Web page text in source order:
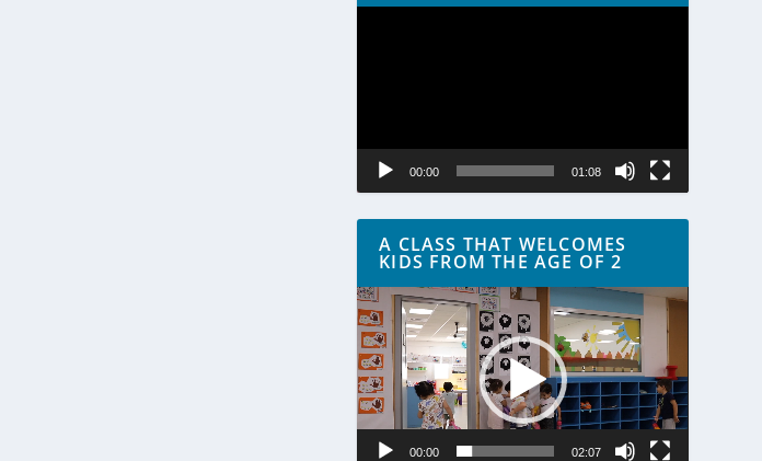
00:00 01:08
A CLASS THAT WELCOMES
KIDS FROM THE AGE OF 2
Lecteur
vidéo
00:00 02:07